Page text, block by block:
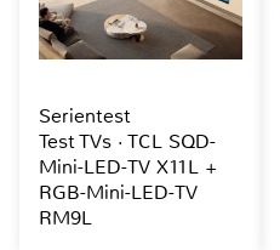
Serientest
Test TVs · TCL SQD-
Mini-LED-TV X11L +
RGB-Mini-LED-TV
RM9L